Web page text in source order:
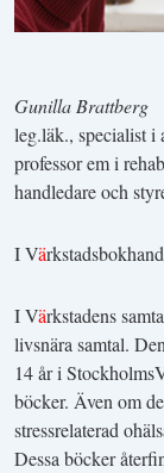
Gunilla Brattberg
leg.läk., specialist i
professor em i
handledare och
I Vä
I Värkstadens
livsnära samtal.
14 år i
böcker. Även om
stressrelaterad
Dessa böcker